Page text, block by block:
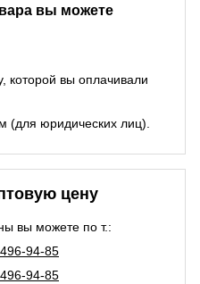
вы можете
которой вы оплачивали
(для юридических лиц).
цену
вы можете по т.:
94-85
94-85